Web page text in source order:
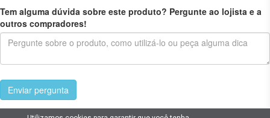
Tem alguma dúvida sobre este produto? Pergunte ao lojista e a
outros compradores!
Enviar pergunta